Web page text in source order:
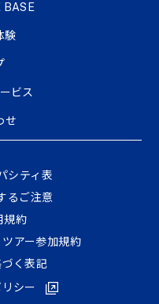
BASE
験
ビス
せ
シティ表
るご注意
規約
アー参加規約
く表記
シー